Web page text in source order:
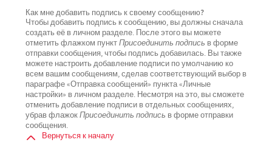
Как мне добавить подпись к своему сообщению?
Чтобы добавить подпись к сообщению, вы должны сначала
создать её в личном разделе. После этого вы можете
отметить флажком пунктПрисоединить подпись в форме
отправки сообщения, чтобы подпись добавилась. Вы также
можете настроить добавление подписи по умолчанию ко
всем вашим сообщениям, сделав соответствующий выбор в
параграфе «Отправка сообщений» пункта «Личные
настройки» в личном разделе. Несмотря на это, вы сможете
отменить добавление подписи в отдельных сообщениях,
убрав флажокПрисоединить подпись в форме отправки
сообщения.
Вернуться к началу